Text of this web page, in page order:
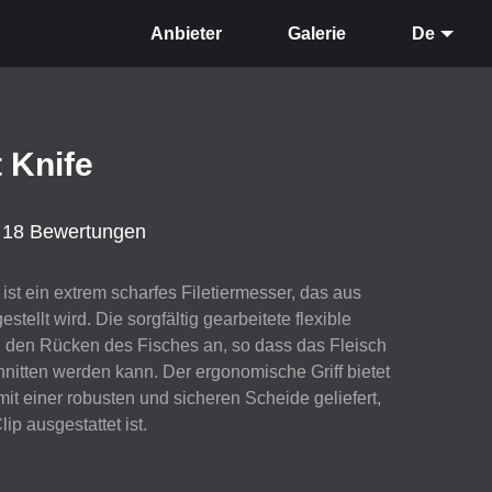
Anbieter Galerie De
Knife
18 Bewertungen
ein extrem scharfes Filetiermesser, das aus
wird. Die sorgfältig gearbeitete flexible
Rücken des Fisches an, so dass das Fleisch
werden kann. Der ergonomische Griff bietet
einer robusten und sicheren Scheide geliefert,
ausgestattet ist.